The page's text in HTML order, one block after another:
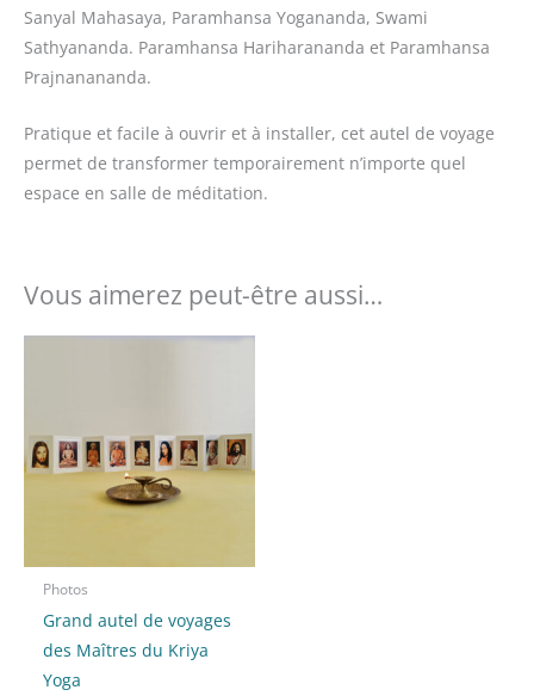
Sanyal Mahasaya, Paramhansa Yogananda, Swami
Sathyananda. Paramhansa Hariharananda et Paramhansa
Prajnanananda.
Pratique et facile à ouvrir et à installer, cet autel de voyage
permet de transformer temporairement n’importe quel
espace en salle de méditation.
Vous aimerez peut-être aussi…
Photos
Grand autel de voyages
des Maîtres du Kriya
Yoga